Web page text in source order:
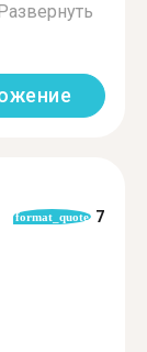
format_quote 7